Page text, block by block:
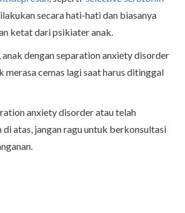
secara hati-hati dan biasanya
ketat dari psikiater anak.
dengan separation anxiety disorder
merasa cemas lagi saat harus ditinggal
anxiety disorder atau telah
atas, jangan ragu untuk berkonsultasi